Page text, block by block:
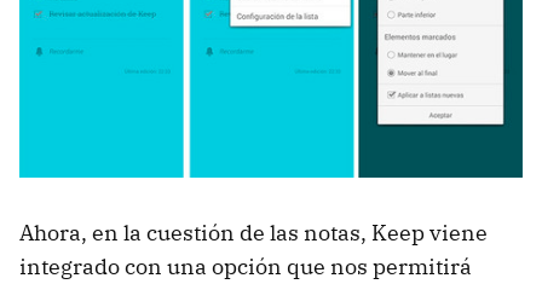
Ahora, en la cuestión de las notas, Keep viene
integrado con una opción que nos permitirá